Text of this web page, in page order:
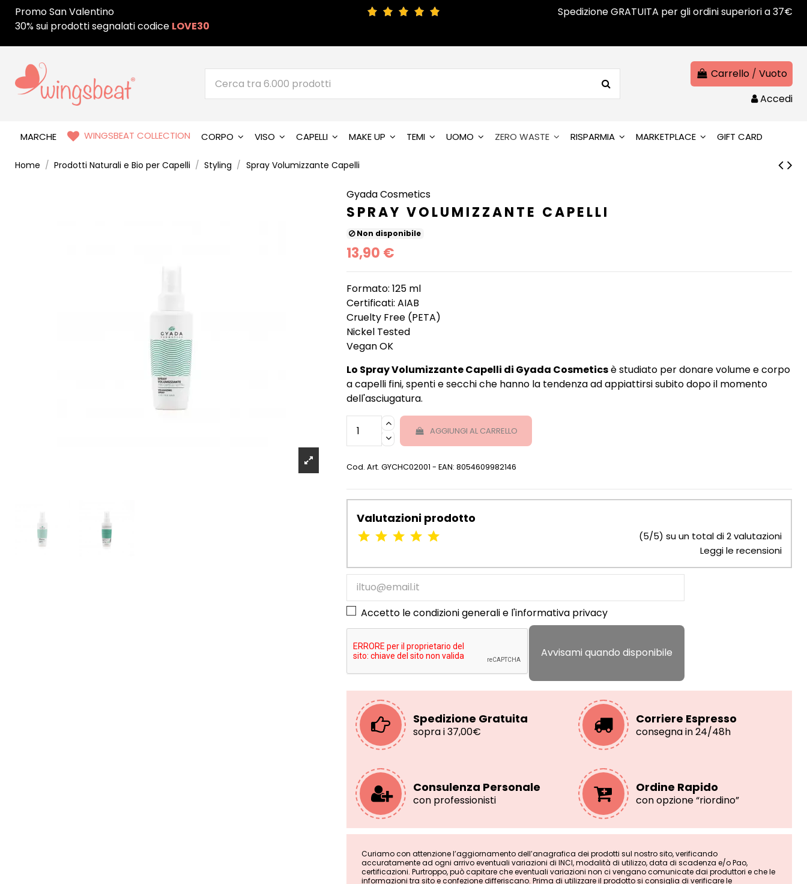
Promo San Valentino
30% sui prodotti segnalati codice LOVE30
Spedizione GRATUITA per gli ordini superiori a 37€
Carrello / Vuoto
Accedi
MARCHE WINGSBEAT COLLECTION CORPO VISO CAPELLI MAKE UP TEMI UOMO ZERO WASTE RISPARMIA MARKETPLACE GIFT CARD
Home Prodotti Naturali e Bio per Capelli Styling Spray Volumizzante Capelli
Gyada Cosmetics
SPRAY VOLUMIZZANTE CAPELLI
Non disponibile
13,90 €
Formato: 125 ml
Certificati: AIAB
Cruelty Free (PETA)
Nickel Tested
Vegan OK
Lo Spray Volumizzante Capelli di Gyada Cosmeticsè studiato per donare volume e corpo
a capelli fini, spenti e secchi che hanno la tendenza ad appiattirsi subito dopo il momento
dell'asciugatura.
AGGIUNGI AL CARRELLO
Cod. Art. GYCHC02001 - EAN: 8054609982146
Valutazioni prodotto
(5/5) su un total di 2 valutazioni
Leggi le recensioni
Accetto le condizioni generali e l'informativa privacy
Spedizione Gratuita
sopra i 37,00€
Corriere Espresso
consegna in 24/48h
Consulenza Personale
con professionisti
Ordine Rapido
con opzione “riordino”
Curiamo con attenzione l’aggiornamento dell’anagrafica dei prodotti sul nostro sito, verificando
accuratamente ad ogni arrivo eventuali variazioni di INCI, modalità di utilizzo, data di scadenza e/o Pao,
certificazioni. Purtroppo, può capitare che eventuali variazioni non ci vengano comunicate dai produttori e che le
informazioni tra sito e confezione differiscano. Prima di utilizzare il prodotto si consiglia di verificare le